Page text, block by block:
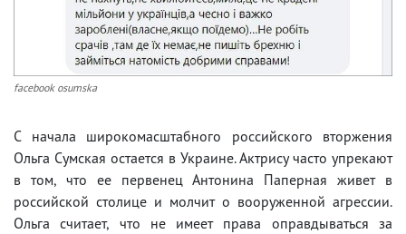
facebook osumska
С начала широкомасштабного российского вторжения
Ольга Сумская остается в Украине. Актрису часто упрекают
в том, что ее первенец Антонина Паперная живет в
российской столице и молчит о вооруженной агрессии.
Ольга считает, что не имеет права оправдываться за